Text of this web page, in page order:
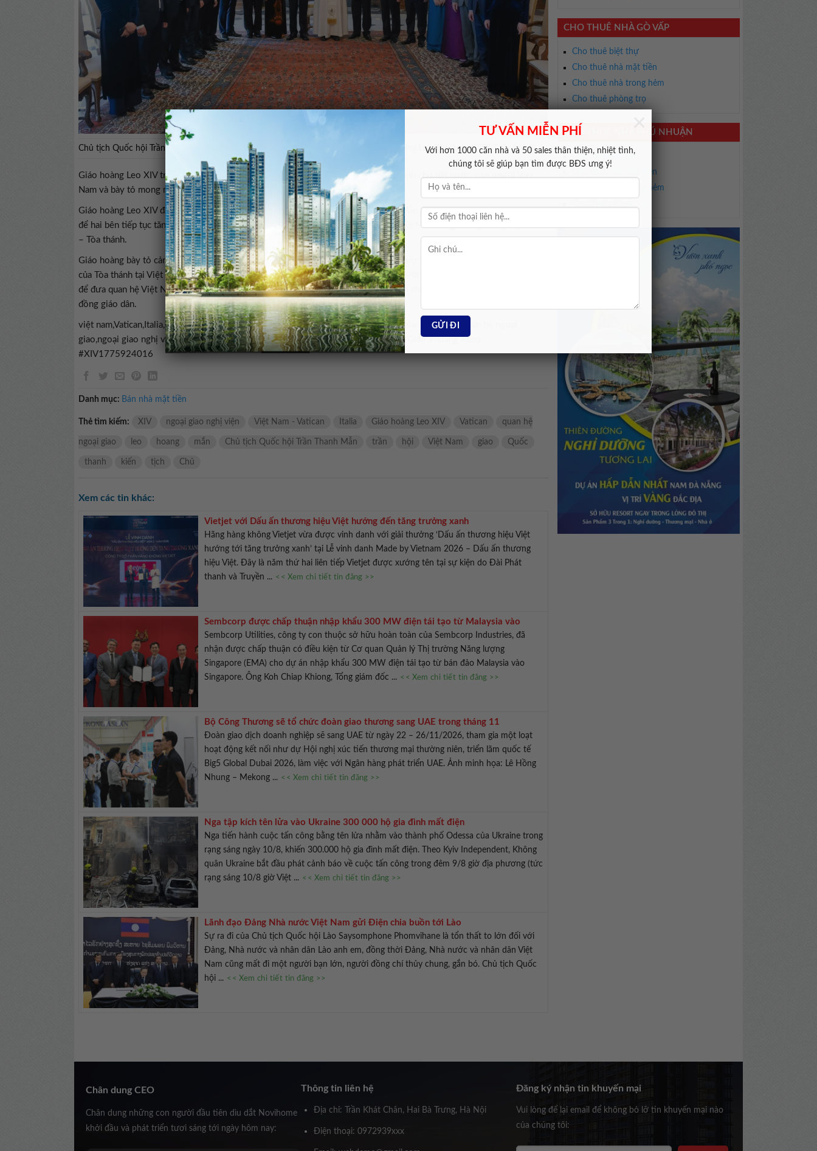
TƯ VẤN MIỄN PHÍ
Với hơn 1000 căn nhà và 50 sales thân thiện, nhiệt tình,
chúng tôi sẽ giúp bạn tìm được BĐS ưng ý!
Chủ tịch Quốc hội Trần Thanh Mẫn và đoàn công tác chụp ảnh lưu niệm cùng Giáo hoàng Leo XIV. Ảnh: CTTĐT Quốc hội
Giáo hoàng Leo XIV trân trọng cảm ơn, đồng thời bày tỏ những tình cảm tốt đẹp dành cho đất nước, con người Việt
Nam và bày tỏ mong muốn sẽ thăm Việt Nam trong thời gian tới.
Giáo hoàng Leo XIV đánh giá cao chuyến thăm của Chủ tịch Quốc hội Trần Thanh Mẫn, coi đây là dấu mốc quan trọng
để hai bên tiếp tục tăng cường sự hiểu biết và chia sẻ về tình hình Công giáo tại Việt Nam cũng như quan hệ Việt Nam
– Tòa thánh.
Giáo hoàng bày tỏ cảm ơn các cơ quan chức năng Việt Nam đã tạo điều kiện và hỗ trợ tích cực để Đại diện thường trú
của Tòa thánh tại Việt Nam hoạt động ổn định, hiệu quả; mong muốn hai bên tăng cường hơn nữa các trao đổi, tiếp xúc
để đưa quan hệ Việt Nam – Tòa thánh ngày càng phát triển sâu rộng, đáp ứng lợi ích chung và nguyện vọng của cộng
đồng giáo dân.
việt nam,Vatican,Italia,Chủ tịch Quốc hội Trần Thanh Mẫn,Giáo hoàng Leo XIV,Việt Nam – Vatican,quan hệ ngoại
giao,ngoại giao nghị viện#Chủ #tịch #Quốc #hội #Trần #Thanh #Mẫn #hội #kiến #Giáo #hoàng #Leo
#XIV1775924016
Danh mục: Bán nhà mặt tiền
Thẻ tìm kiếm: XIV ngoại giao nghị viện Việt Nam - Vatican Italia Giáo hoàng Leo XIV Vatican quan hệ
ngoại giao leo hoang mắn Chủ tịch Quốc hội Trần Thanh Mẫn trần hội Việt Nam giao Quốc
thanh kiến tịch Chủ
Xem các tin khác:
Vietjet với Dấu ấn thương hiệu Việt hướng đến tăng trưởng xanh
Hãng hàng không Vietjet vừa được vinh danh với giải thưởng ‘Dấu ấn thương hiệu Việt
hướng tới tăng trưởng xanh’ tại Lễ vinh danh Made by Vietnam 2026 – Dấu ấn thương
hiệu Việt. Đây là năm thứ hai liên tiếp Vietjet được xướng tên tại sự kiện do Đài Phát
thanh và Truyền ... << Xem chi tiết tin đăng >>
Sembcorp được chấp thuận nhập khẩu 300 MW điện tái tạo từ Malaysia vào
Singapore
Sembcorp Utilities, công ty con thuộc sở hữu hoàn toàn của Sembcorp Industries, đã
nhận được chấp thuận có điều kiện từ Cơ quan Quản lý Thị trường Năng lượng
Singapore (EMA) cho dự án nhập khẩu 300 MW điện tái tạo từ bán đảo Malaysia vào
Singapore. Ông Koh Chiap Khiong, Tổng giám đốc ... << Xem chi tiết tin đăng >>
Bộ Công Thương sẽ tổ chức đoàn giao thương sang UAE trong tháng 11
Đoàn giao dịch doanh nghiệp sẽ sang UAE từ ngày 22 – 26/11/2026, tham gia một loạt
hoạt động kết nối như dự Hội nghị xúc tiến thương mại thường niên, triển lãm quốc tế
Big5 Global Dubai 2026, làm việc với Ngân hàng phát triển UAE. Ảnh minh họa: Lê Hồng
Nhung – Mekong ... << Xem chi tiết tin đăng >>
Nga tập kích tên lửa vào Ukraine 300 000 hộ gia đình mất điện
Nga tiến hành cuộc tấn công bằng tên lửa nhằm vào thành phố Odessa của Ukraine trong
rạng sáng ngày 10/8, khiến 300.000 hộ gia đình mất điện. Theo Kyiv Independent, Không
quân Ukraine bắt đầu phát cảnh báo về cuộc tấn công trong đêm 9/8 giờ địa phương (tức
rạng sáng 10/8 giờ Việt ... << Xem chi tiết tin đăng >>
Lãnh đạo Đảng Nhà nước Việt Nam gửi Điện chia buồn tới Lào
Sự ra đi của Chủ tịch Quốc hội Lào Saysomphone Phomvihane là tổn thất to lớn đối với
Đảng, Nhà nước và nhân dân Lào anh em, đồng thời Đảng, Nhà nước và nhân dân Việt
Nam cũng mất đi một người bạn lớn, người đồng chí thủy chung, gắn bó. Chủ tịch Quốc
hội ... << Xem chi tiết tin đăng >>
CHO THUÊ NHÀ GÒ VẤP
Cho thuê biệt thự
Cho thuê nhà mặt tiền
Cho thuê nhà trong hẻm
Cho thuê phòng trọ
CHO THUÊ NHÀ PHÚ NHUẬN
Cho thuê biệt thự
Cho thuê nhà mặt tiền
Cho thuê nhà trong hẻm
Chân dung CEO
Chân dung những con người đầu tiên dìu dắt Novihome
khởi đầu và phát triển tươi sáng tới ngày hôm nay:
Thông tin liên hệ
Địa chỉ: Trần Khát Chân, Hai Bà Trưng, Hà Nội
Điện thoại: 0972939xxx
Đăng ký nhận tin khuyến mại
Vui lòng để lại email để không bỏ lỡ tin khuyến mại nào
của chúng tôi: